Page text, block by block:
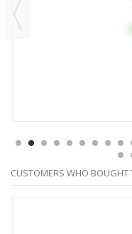
CUSTOMERS WHO